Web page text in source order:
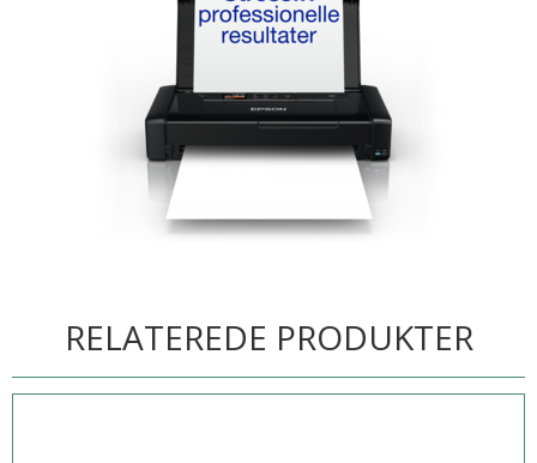
7 sider pr. minut i sort-hvid og 4 sider pr. minut i farve og har en
RELATEREDE PRODUKTER